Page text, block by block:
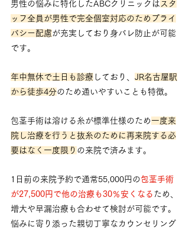
男性の悩みに特化したABCクリニックは スタ
ッフ全員が男性で完全個室対応のためプライ
バシー配慮が充実しており身バレ防止が可能
です。
年中無休で土日も診療 しており、 JR名古屋駅
から徒歩4分のため通いやすいことも特徴。
包茎手術は溶ける糸が標準仕様のため一度来
院し治療を行うと抜糸のために再来院する必
要はなく一度限り の来院で済みます。
1日前の来院予約で通常55,000円の包茎手術
が27,500円で他の治療も30％安くなる ため、
増大や早漏治療も合わせて検討が可能です。
悩みに寄り添った親切丁寧なカウンセリング